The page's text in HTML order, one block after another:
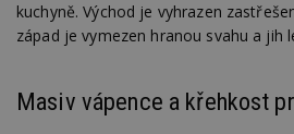
kuchyně. Východ je vyhrazen
západ je vymezen hranou svahu a jih
Masiv vápence a křehkost